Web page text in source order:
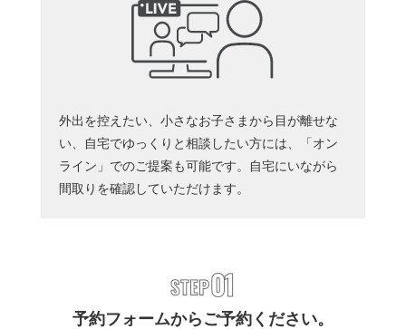
外出を控えたい、小さなお子さまから目が離せな
い、自宅でゆっくりと相談したい方には、「オン
ライン」でのご提案も可能です。自宅にいながら
間取りを確認していただけます。
予約フォームからご予約ください。